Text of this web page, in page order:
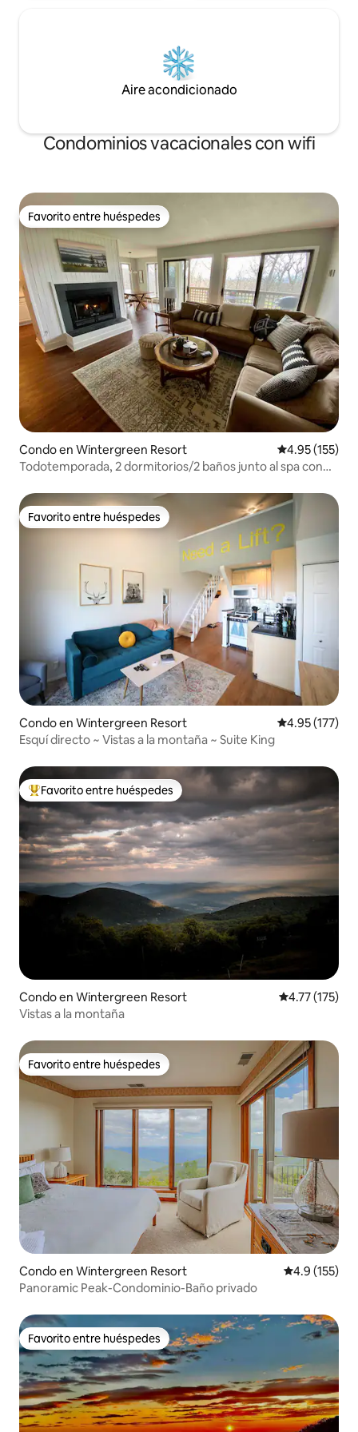
Aire acondicionado
Condominios vacacionales con wifi
Favorito entre huéspedes
Favorito entre huéspedes
Condo en Wintergreen Resort Calificación
4.95 (155)
Todotemporada, 2 dormitorios/2 baños junto al spa con
Favorito entre huéspedes
Favorito entre huéspedes
Condo en Wintergreen Resort Calificación
4.95 (177)
Esquí directo ~ Vistas a la montaña ~ Suite King
Favorito entre huéspedes preferido
Favorito entre huéspedes
Condo en Wintergreen Resort Calificación
4.77 (175)
Vistas a la montaña
Favorito entre huéspedes
Favorito entre huéspedes
Condo en Wintergreen Resort Calificación
4.9 (155)
Panoramic Peak-Condominio-Baño privado
Favorito entre huéspedes
Favorito entre huéspedes